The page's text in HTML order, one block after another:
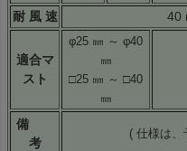
耐 風 速 40
適合マ
スト
φ25 ㎜ ～ φ40
㎜
□25 ㎜ ～ □40
㎜
備
考
( 仕様は